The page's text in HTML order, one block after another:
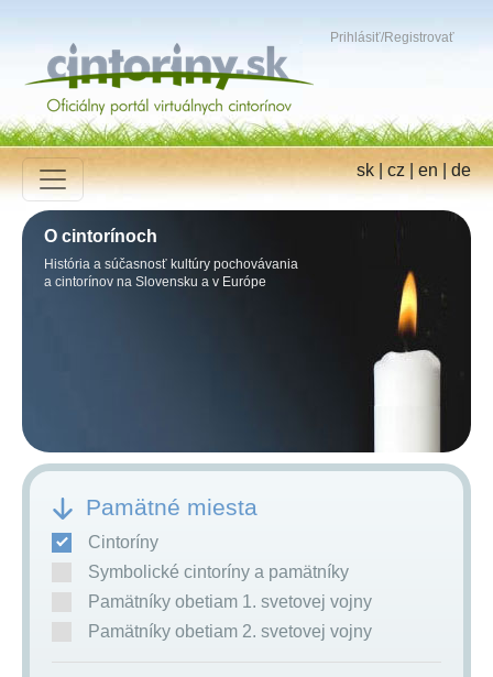
Prihlásiť/Registrovať
sk|cz|en|de
O cintorínoch
História a súčasnosť kultúry pochovávania
a cintorínov na Slovensku a v Európe
Pamätné miesta
Cintoríny
Symbolické cintoríny a pamätníky
Pamätníky obetiam 1. svetovej vojny
Pamätníky obetiam 2. svetovej vojny